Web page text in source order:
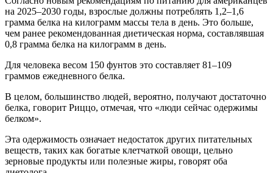
на 2025–2030 годы, взрослые должны потреблять 1,2–1,6
грамма белка на килограмм массы тела в день. Это больше,
чем ранее рекомендованная диетическая норма, составлявшая
0,8 грамма белка на килограмм в день.
Для человека весом 150 фунтов это составляет 81–109
граммов ежедневного белка.
В целом, большинство людей, вероятно, получают достаточно
белка, говорит Риццо, отмечая, что «люди сейчас одержимы
белком».
Эта одержимость означает недостаток других питательных
веществ, таких как богатые клетчаткой овощи, цельно
зерновые продукты или полезные жиры, говорят оба